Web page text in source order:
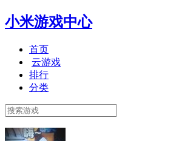
小米游戏中心
首页
云游戏
排行
分类